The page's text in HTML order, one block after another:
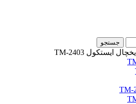
جستجو
یخچال ایستکول TM-2403